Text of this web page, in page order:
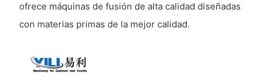
ofrece máquinas de fusión de alta calidad diseñadas
con materias primas de la mejor calidad.